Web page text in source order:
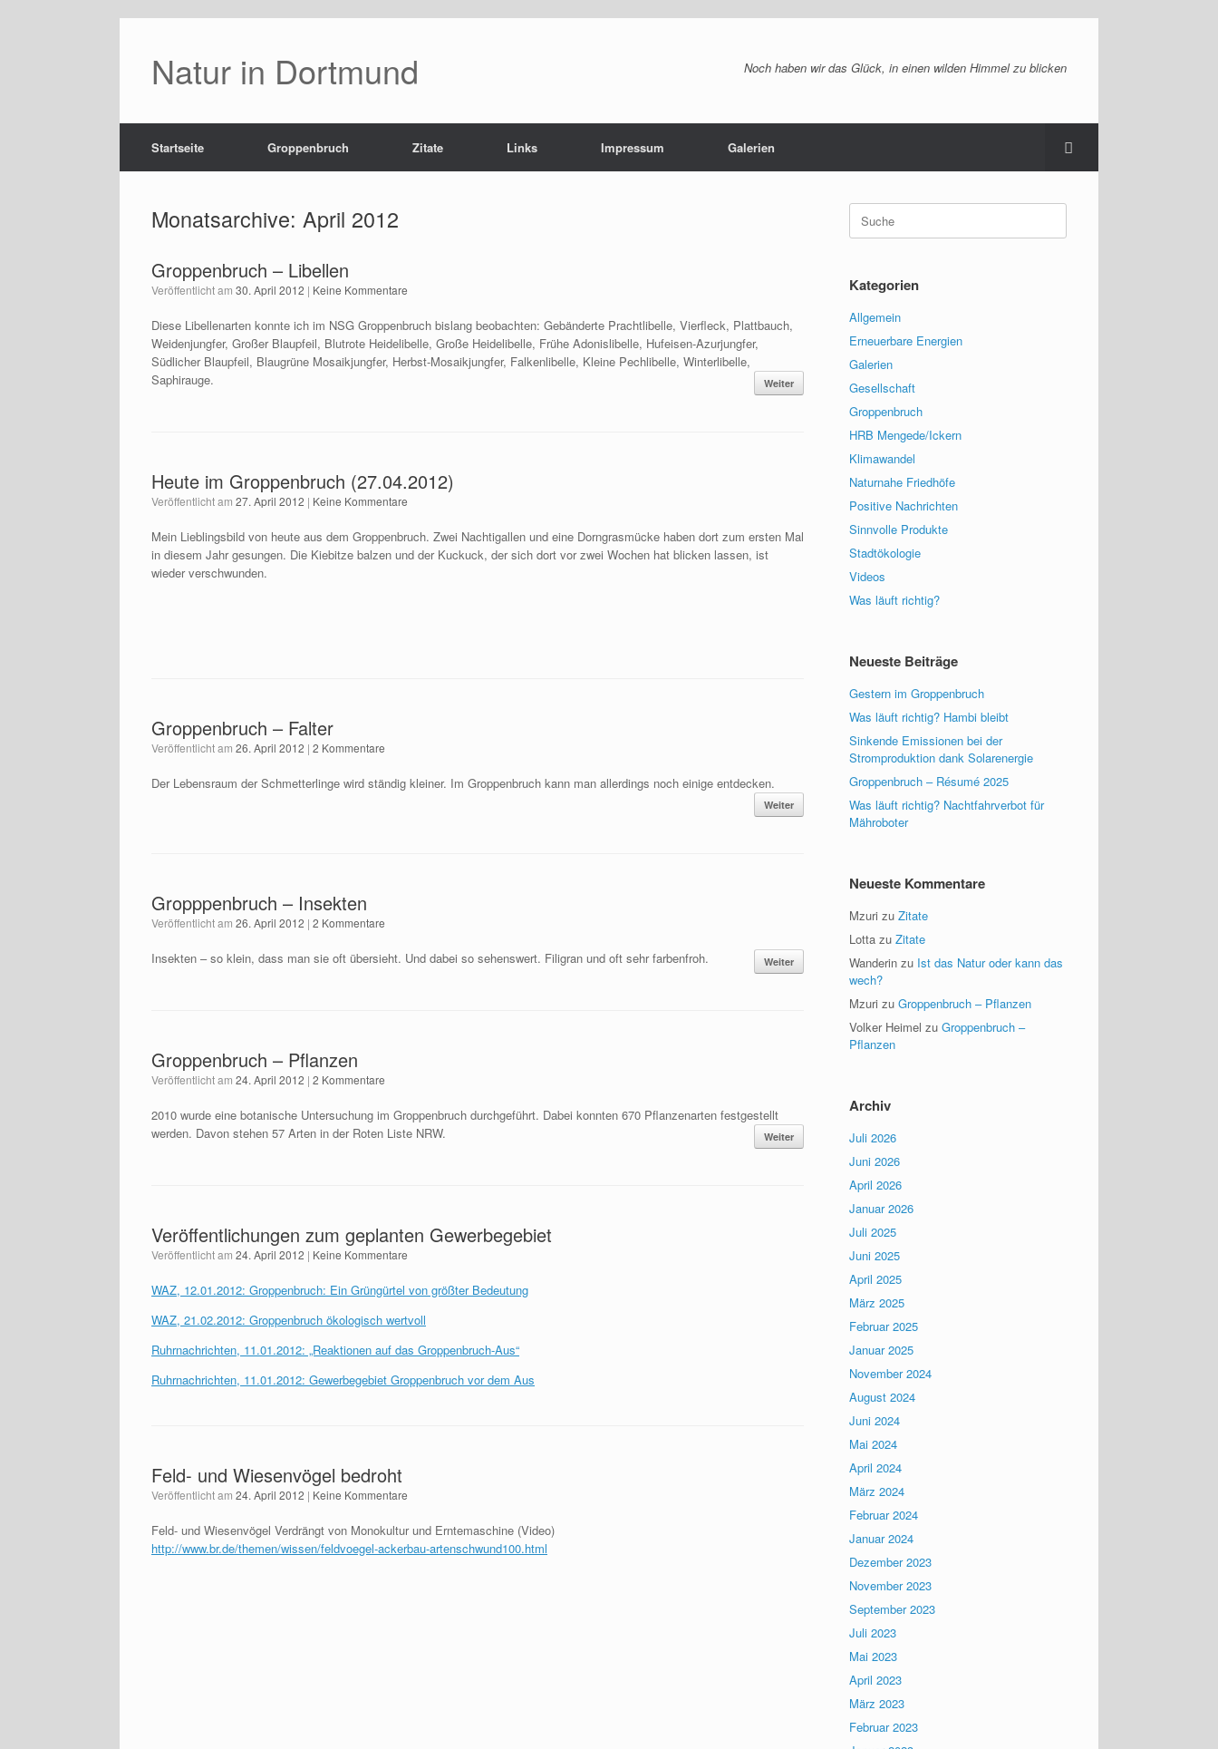
springenNatur in Dortmund Noch haben wir das Glück, in einen wilden Himmel zu blicken
Startseite Groppenbruch Zitate Links Impressum Galerien
Monatsarchive: April 2012
Groppenbruch – Libellen
Veröffentlicht am 30. April 2012 | Keine Kommentare
Diese Libellenarten konnte ich im NSG Groppenbruch bislang beobachten: Gebänderte Prachtlibelle, Vierfleck, Plattbauch,
Weidenjungfer, Großer Blaupfeil, Blutrote Heidelibelle, Große Heidelibelle, Frühe Adonislibelle, Hufeisen-Azurjungfer,
Südlicher Blaupfeil, Blaugrüne Mosaikjungfer, Herbst-Mosaikjungfer, Falkenlibelle, Kleine Pechlibelle, Winterlibelle,
Saphirauge.
Weiter
Heute im Groppenbruch (27.04.2012)
Veröffentlicht am 27. April 2012 | Keine Kommentare
Mein Lieblingsbild von heute aus dem Groppenbruch. Zwei Nachtigallen und eine Dorngrasmücke haben dort zum ersten Mal
in diesem Jahr gesungen. Die Kiebitze balzen und der Kuckuck, der sich dort vor zwei Wochen hat blicken lassen, ist
wieder verschwunden.
Groppenbruch – Falter
Veröffentlicht am 26. April 2012 | 2 Kommentare
Der Lebensraum der Schmetterlinge wird ständig kleiner. Im Groppenbruch kann man allerdings noch einige entdecken.
Weiter
Gropppenbruch – Insekten
Veröffentlicht am 26. April 2012 | 2 Kommentare
Insekten – so klein, dass man sie oft übersieht. Und dabei so sehenswert. Filigran und oft sehr farbenfroh. Weiter
Groppenbruch – Pflanzen
Veröffentlicht am 24. April 2012 | 2 Kommentare
2010 wurde eine botanische Untersuchung im Groppenbruch durchgeführt. Dabei konnten 670 Pflanzenarten festgestellt
werden. Davon stehen 57 Arten in der Roten Liste NRW.
Weiter
Veröffentlichungen zum geplanten Gewerbegebiet
Veröffentlicht am 24. April 2012 | Keine Kommentare
WAZ, 12.01.2012: Groppenbruch: Ein Grüngürtel von größter Bedeutung
WAZ, 21.02.2012: Groppenbruch ökologisch wertvoll
Ruhrnachrichten, 11.01.2012: „Reaktionen auf das Groppenbruch-Aus“
Ruhrnachrichten, 11.01.2012: Gewerbegebiet Groppenbruch vor dem Aus
Feld- und Wiesenvögel bedroht
Veröffentlicht am 24. April 2012 | Keine Kommentare
Feld- und Wiesenvögel Verdrängt von Monokultur und Erntemaschine (Video)
http://www.br.de/themen/wissen/feldvoegel-ackerbau-artenschwund100.html
Suche
nach:
Kategorien
Allgemein
Erneuerbare Energien
Galerien
Gesellschaft
Groppenbruch
HRB Mengede/Ickern
Klimawandel
Naturnahe Friedhöfe
Positive Nachrichten
Sinnvolle Produkte
Stadtökologie
Videos
Was läuft richtig?
Neueste Beiträge
Gestern im Groppenbruch
Was läuft richtig? Hambi bleibt
Sinkende Emissionen bei der
Stromproduktion dank Solarenergie
Groppenbruch – Résumé 2025
Was läuft richtig? Nachtfahrverbot für
Mähroboter
Neueste Kommentare
Mzuri zuZitate
Lotta zuZitate
Wanderin zu Ist das Natur oder kann das
wech?
Mzuri zuGroppenbruch – Pflanzen
Volker Heimel zuGroppenbruch –
Pflanzen
Archiv
Juli 2026
Juni 2026
April 2026
Januar 2026
Juli 2025
Juni 2025
April 2025
März 2025
Februar 2025
Januar 2025
November 2024
August 2024
Juni 2024
Mai 2024
April 2024
März 2024
Februar 2024
Januar 2024
Dezember 2023
November 2023
September 2023
Juli 2023
Mai 2023
April 2023
März 2023
Februar 2023